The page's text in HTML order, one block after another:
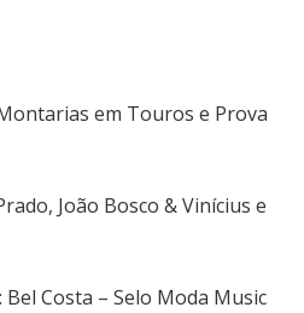
em Touros e Prova
João Bosco & Vinícius e
Costa – Selo Moda Music